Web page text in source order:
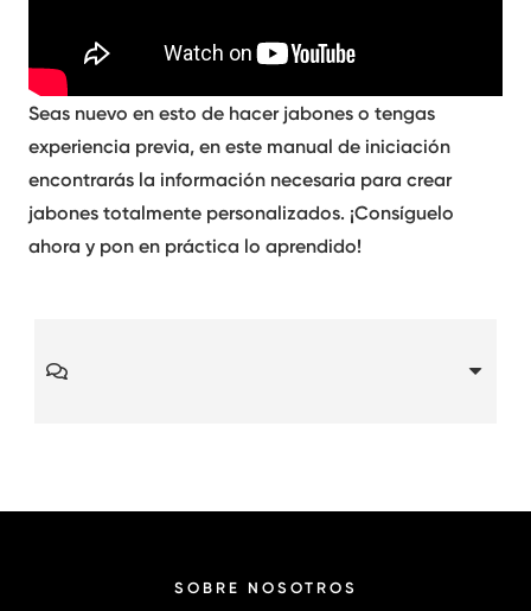
Seas nuevo en esto de hacer jabones o tengas
experiencia previa, en este manual de iniciación
encontrarás la información necesaria para crear
jabones totalmente personalizados. ¡Consíguelo
ahora y pon en práctica lo aprendido!
SOBRE NOSOTROS